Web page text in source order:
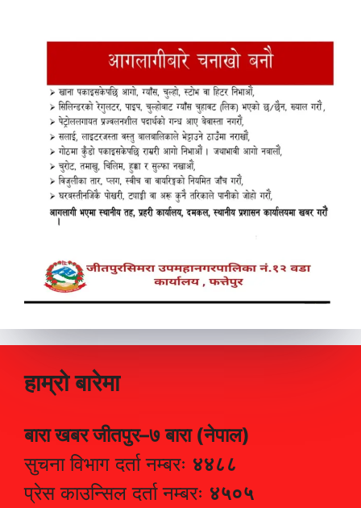
हाम्रो बारेमा
बारा खबर जीतपुर–७ बारा (नेपाल)
सुचना विभाग दर्ता नम्बरः ४४८८
प्रेस काउन्सिल दर्ता नम्बरः ४५०५